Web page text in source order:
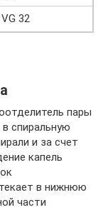
VG 32
пары
спиральную
и за счет
капель
в нижнюю
части